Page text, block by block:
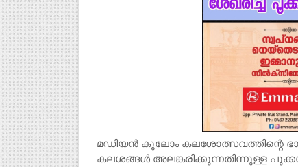
മഡിയൻ കൂലോം കലശോത്സവത്തിന്റെ
കലശങ്ങൾ അലങ്കരിക്കുന്നതിന്നുള്ള പൂക്കൾ